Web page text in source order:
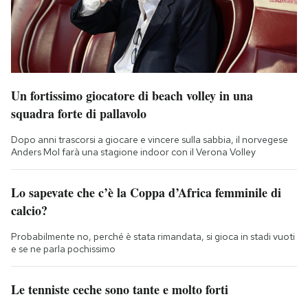
Un fortissimo giocatore di beach volley in una
squadra forte di pallavolo
Dopo anni trascorsi a giocare e vincere sulla sabbia, il norvegese
Anders Mol farà una stagione indoor con il Verona Volley
Lo sapevate che c’è la Coppa d’Africa femminile di
calcio?
Probabilmente no, perché è stata rimandata, si gioca in stadi vuoti
e se ne parla pochissimo
Le tenniste ceche sono tante e molto forti